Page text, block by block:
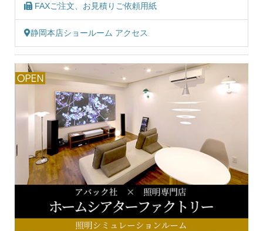
FAXご注文、お見積りご依頼用紙
静岡本店ショールーム アクセス